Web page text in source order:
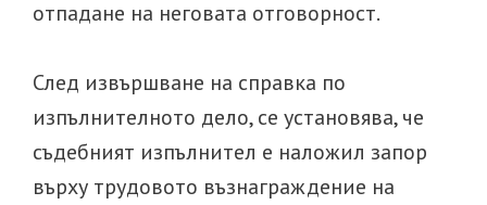
отпадане на неговата отговорност.
След извършване на справка по
изпълнителното дело, се установява, че
съдебният изпълнител е наложил запор
върху трудовото възнаграждение на